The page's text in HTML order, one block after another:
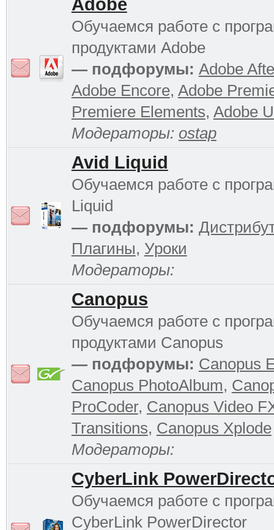
Adobe
Обучаемся работе с
продуктами Adobe
— подфорумы: Adobe
Adobe Encore, Adobe
Premiere Elements, Adobe
Модераторы: ostap
Avid Liquid
Обучаемся работе с
Liquid
— подфорумы:
Плагины, Уроки
Модераторы:
Canopus
Обучаемся работе с
продуктами Canopus
— подфорумы: Canopus
Canopus PhotoAlbum,
ProCoder, Canopus Video
Transitions, Canopus Xplode
Модераторы:
CyberLink
Обучаемся работе с
CyberLink PowerDirector